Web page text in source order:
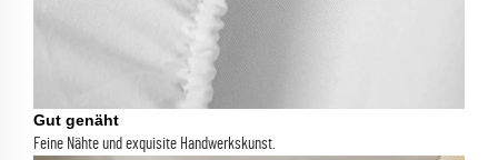
Gut genäht
Feine Nähte und exquisite Handwerkskunst.